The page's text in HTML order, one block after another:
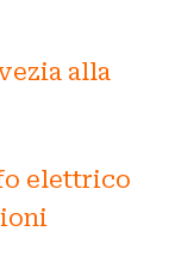
alla
elettrico